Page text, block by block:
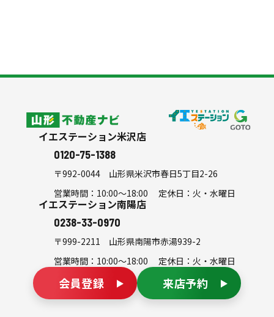
山形不動産ナビ
イエステーション米沢店
0120-75-1388
〒992-0044
山形県米沢市春日5丁目2-26
営業時間：10:00～18:00 定休日：火・水曜日
イエステーション南陽店
0238-33-0970
〒999-2211
山形県南陽市赤湯939-2
営業時間：10:00～18:00 定休日：火・水曜日
会員登録 来店予約